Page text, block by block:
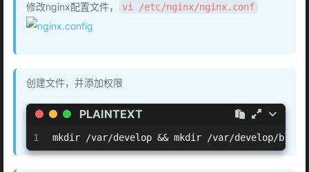
修改nginx配置文件， vi /etc/nginx/nginx.conf
创建文件，并添加权限
PLAINTEXT
1 mkdir /var/develop && mkdir /var/develop/blog